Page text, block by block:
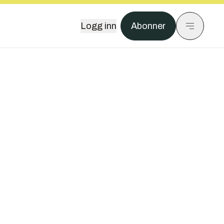
Logg inn Abonner